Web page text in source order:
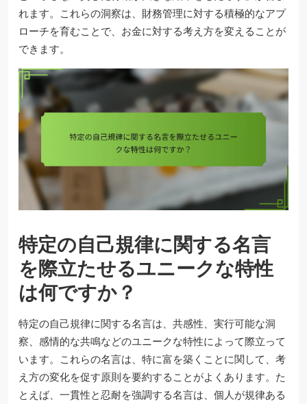
れます。これらの洞察は、財務管理に対する積極的なアプ
ローチを育むことで、お金に対する考え方を変えることが
できます。
特定の自己規律に関する名言
を際立たせるユニークな特性
は何ですか？
特定の自己規律に関する名言は、共感性、実行可能な洞
察、感情的な共鳴などのユニークな特性によって際立って
います。これらの名言は、特に富を築くことに関して、考
え方の変化を促す原則を要約することがよくあります。た
とえば、一貫性と忍耐を強調する名言は、個人が規律ある